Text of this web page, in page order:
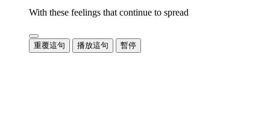
With these feelings that continue to spread
重覆這句 播放這句 暫停